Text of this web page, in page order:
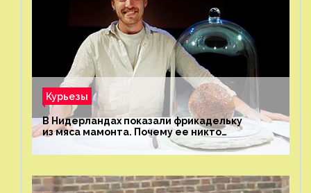
Курьезы
В Нидерландах показали фрикадельку
из мяса мамонта. Почему ее никто